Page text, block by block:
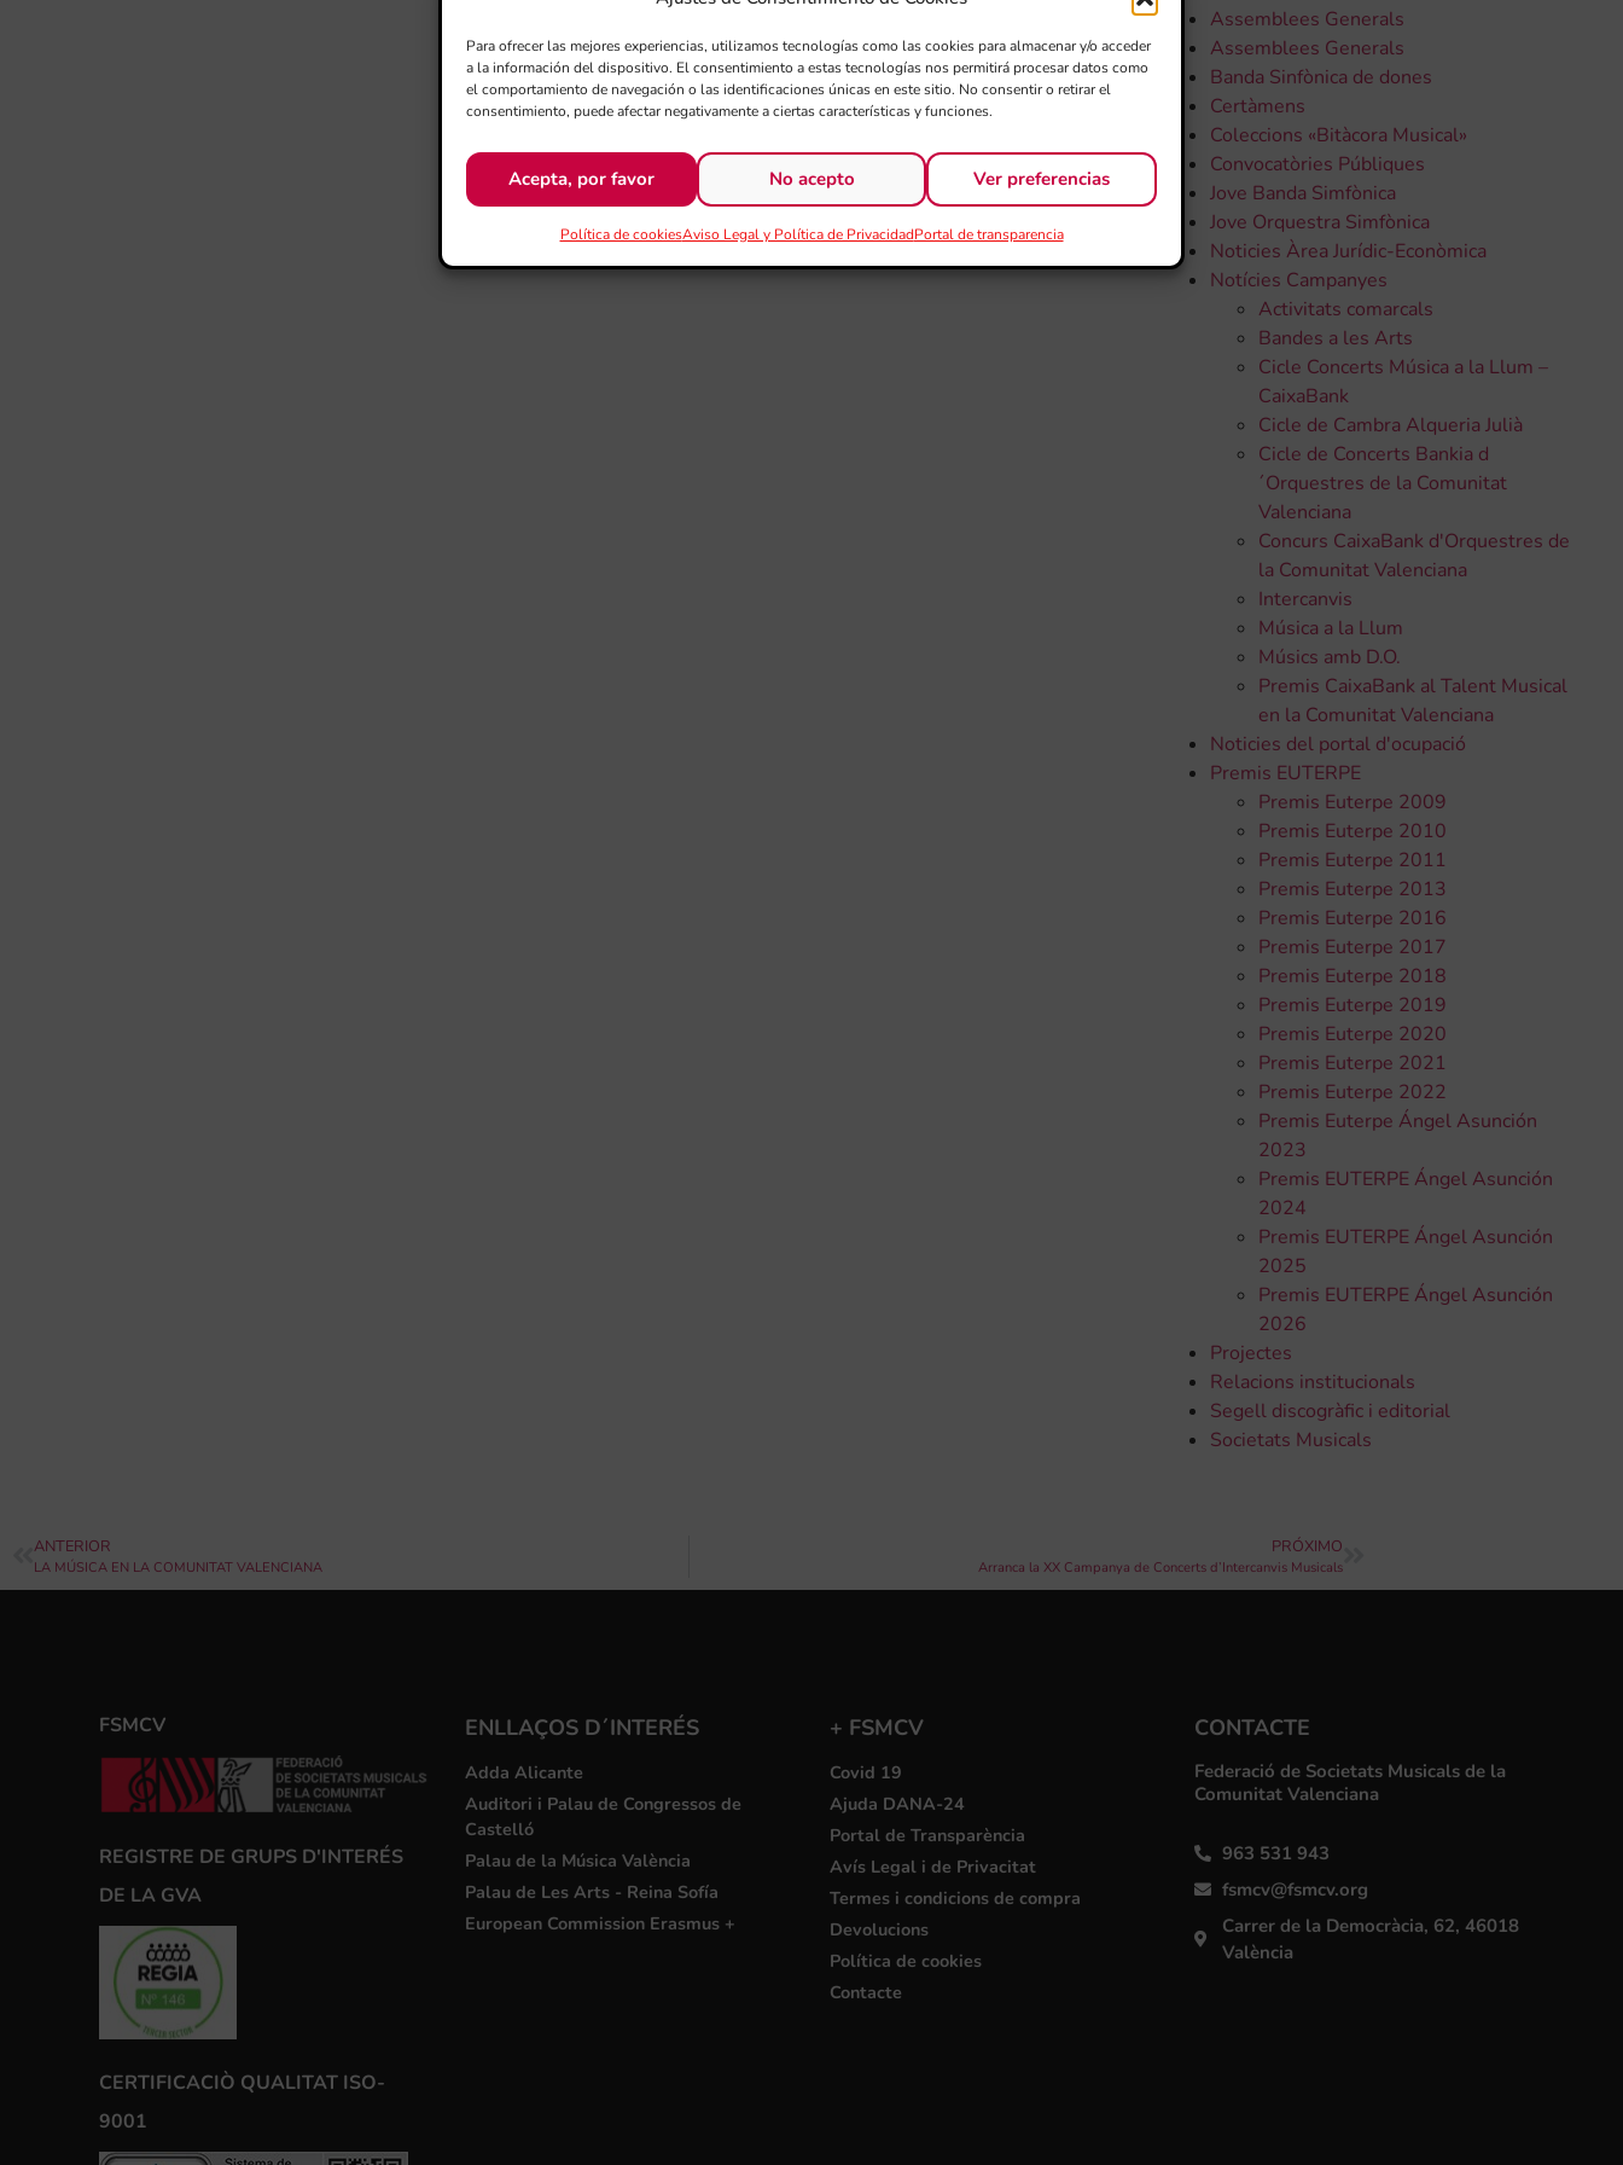
Para ofrecer las mejores experiencias, utilizamos tecnologías como las cookies para almacenar y/o acceder
a la información del dispositivo. El consentimiento a estas tecnologías nos permitirá procesar datos como
el comportamiento de navegación o las identificaciones únicas en este sitio. No consentir o retirar el
consentimiento, puede afectar negativamente a ciertas características y funciones.
Acepta, por favor No acepto Ver preferencias
Política de cookiesAviso Legal y Política de PrivacidadPortal de transparencia
Assemblees Generals
Assemblees Generals
Banda Sinfònica de dones
Certàmens
Coleccions «Bitàcora Musical»
Convocatòries Públiques
Jove Banda Simfònica
Jove Orquestra Simfònica
Noticies Àrea Jurídic-Econòmica
Notícies Campanyes
Activitats comarcals
Bandes a les Arts
Cicle Concerts Música a la Llum –
CaixaBank
Cicle de Cambra Alqueria Julià
Cicle de Concerts Bankia d
´Orquestres de la Comunitat
Valenciana
Concurs CaixaBank d'Orquestres de
la Comunitat Valenciana
Intercanvis
Música a la Llum
Músics amb D.O.
Premis CaixaBank al Talent Musical
en la Comunitat Valenciana
Noticies del portal d'ocupació
Premis EUTERPE
Premis Euterpe 2009
Premis Euterpe 2010
Premis Euterpe 2011
Premis Euterpe 2013
Premis Euterpe 2016
Premis Euterpe 2017
Premis Euterpe 2018
Premis Euterpe 2019
Premis Euterpe 2020
Premis Euterpe 2021
Premis Euterpe 2022
Premis Euterpe Ángel Asunción
2023
Premis EUTERPE Ángel Asunción
2024
Premis EUTERPE Ángel Asunción
2025
Premis EUTERPE Ángel Asunción
2026
Projectes
Relacions institucionals
Segell discogràfic i editorial
Societats Musicals
ANTERIOR
LA MÚSICA EN LA COMUNITAT VALENCIANA
PRÓXIMO
Arranca la XX Campanya de Concerts d’Intercanvis Musicals
FSMCV
REGISTRE DE GRUPS D'INTERÉS
DE LA GVA
CERTIFICACIÒ QUALITAT ISO-
9001
ENLLAÇOS D´INTERÉS
Adda Alicante
Auditori i Palau de Congressos de
Castelló
Palau de la Música València
Palau de Les Arts - Reina Sofía
European Commission Erasmus +
+ FSMCV
Covid 19
Ajuda DANA-24
Portal de Transparència
Avís Legal i de Privacitat
Termes i condicions de compra
Devolucions
Política de cookies
Contacte
CONTACTE
Federació de Societats Musicals de la
Comunitat Valenciana
963 531 943
fsmcv@fsmcv.org
Carrer de la Democràcia, 62, 46018
València